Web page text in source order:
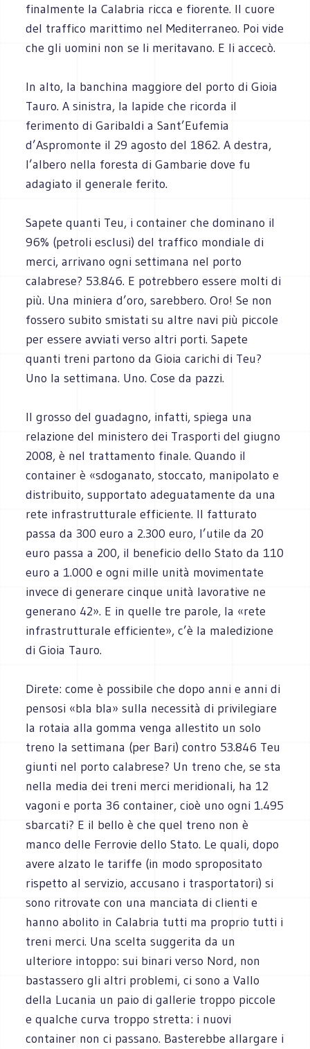
finalmente la Calabria ricca e fiorente. Il cuore
del traffico marittimo nel Mediterraneo. Poi vide
che gli uomini non se li meritavano. E li accecò.
In alto, la banchina maggiore del porto di Gioia
Tauro. A sinistra, la lapide che ricorda il
ferimento di Garibaldi a Sant’Eufemia
d’Aspromonte il 29 agosto del 1862. A destra,
l’albero nella foresta di Gambarie dove fu
adagiato il generale ferito.
Sapete quanti Teu, i container che dominano il
96% (petroli esclusi) del traffico mondiale di
merci, arrivano ogni settimana nel porto
calabrese? 53.846. E potrebbero essere molti di
più. Una miniera d’oro, sarebbero. Oro! Se non
fossero subito smistati su altre navi più piccole
per essere avviati verso altri porti. Sapete
quanti treni partono da Gioia carichi di Teu?
Uno la settimana. Uno. Cose da pazzi.
Il grosso del guadagno, infatti, spiega una
relazione del ministero dei Trasporti del giugno
2008, è nel trattamento finale. Quando il
container è «sdoganato, stoccato, manipolato e
distribuito, supportato adeguatamente da una
rete infrastrutturale efficiente. Il fatturato
passa da 300 euro a 2.300 euro, l’utile da 20
euro passa a 200, il beneficio dello Stato da 110
euro a 1.000 e ogni mille unità movimentate
invece di generare cinque unità lavorative ne
generano 42». E in quelle tre parole, la «rete
infrastrutturale efficiente», c’è la maledizione
di Gioia Tauro.
Direte: come è possibile che dopo anni e anni di
pensosi «bla bla» sulla necessità di privilegiare
la rotaia alla gomma venga allestito un solo
treno la settimana (per Bari) contro 53.846 Teu
giunti nel porto calabrese? Un treno che, se sta
nella media dei treni merci meridionali, ha 12
vagoni e porta 36 container, cioè uno ogni 1.495
sbarcati? E il bello è che quel treno non è
manco delle Ferrovie dello Stato. Le quali, dopo
avere alzato le tariffe (in modo spropositato
rispetto al servizio, accusano i trasportatori) si
sono ritrovate con una manciata di clienti e
hanno abolito in Calabria tutti ma proprio tutti i
treni merci. Una scelta suggerita da un
ulteriore intoppo: sui binari verso Nord, non
bastassero gli altri problemi, ci sono a Vallo
della Lucania un paio di gallerie troppo piccole
e qualche curva troppo stretta: i nuovi
container non ci passano. Basterebbe allargare i